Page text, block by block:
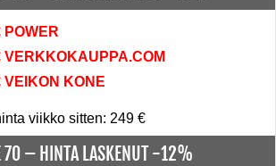
POWER
VERKKOKAUPPA.COM
VEIKON KONE
viikko sitten: 249 €
70 – HINTA LASKENUT -12%